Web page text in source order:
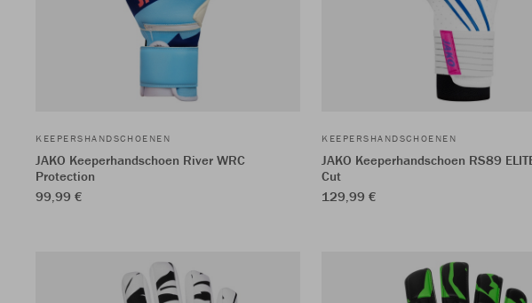
KEEPERSHANDSCHOENEN
JAKO Keeperhandschoen River WRC
Protection
99,99 €
KEEPERSHANDSCHOENEN
JAKO Keeperhandschoen RS89
Cut
129,99 €